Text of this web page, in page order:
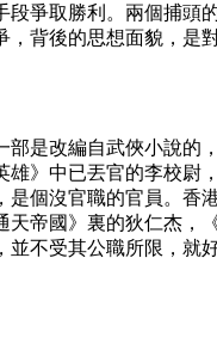
爭取勝利。兩個捕
，背後的思想面貌，
是改編自武俠小說
》中已丟官的李校
個沒官職的官員。
帝國》裏的狄仁杰
不受其公職所限，